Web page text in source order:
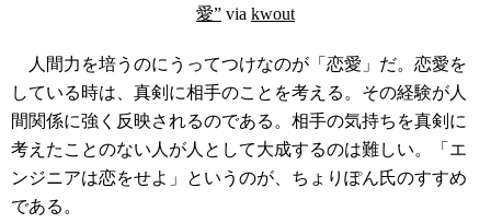
愛” via kwout
人間力を培うのにうってつけなのが「恋愛」だ。恋愛を
している時は、真剣に相手のことを考える。その経験が人
間関係に強く反映されるのである。相手の気持ちを真剣に
考えたことのない人が人として大成するのは難しい。「エ
ンジニアは恋をせよ」というのが、ちょりぽん氏のすすめ
である。